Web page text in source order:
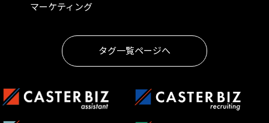
マーケティング
タグ一覧ページへ